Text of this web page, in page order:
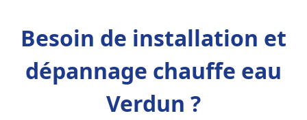
Besoin de installation et
dépannage chauffe eau
Verdun ?